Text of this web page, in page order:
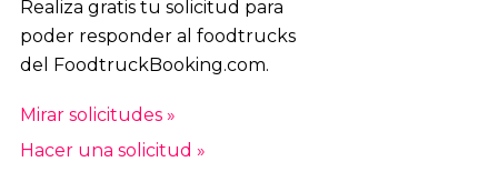
Realiza gratis tu solicitud para
poder responder al foodtrucks
del FoodtruckBooking.com.
Mirar solicitudes »
Hacer una solicitud »